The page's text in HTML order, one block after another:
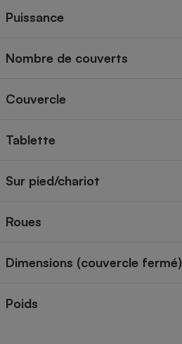
Puissance
Nombre de couverts
Couvercle
Tablette
Sur pied/chariot
Roues
Dimensions (couvercle fermé)
Poids